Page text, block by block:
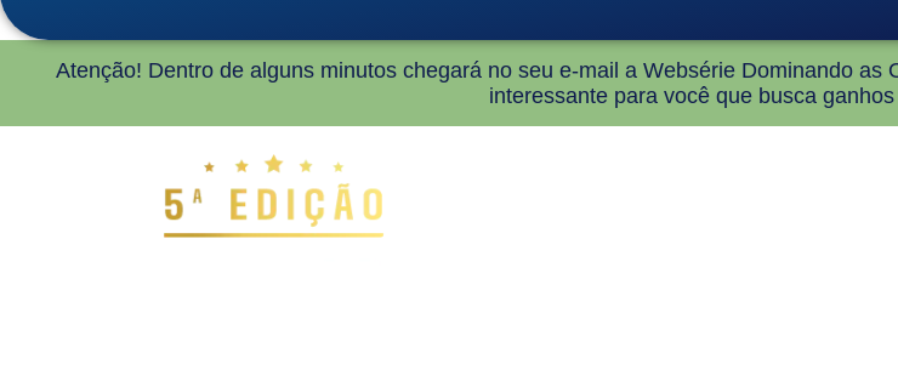
Atenção! Dentro de alguns minutos chegará no seu e-mail a Websérie Dominando
interessante para você que busca